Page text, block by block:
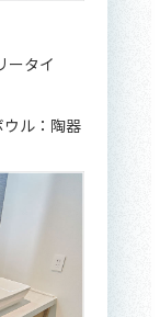
ータイ
ル：陶器